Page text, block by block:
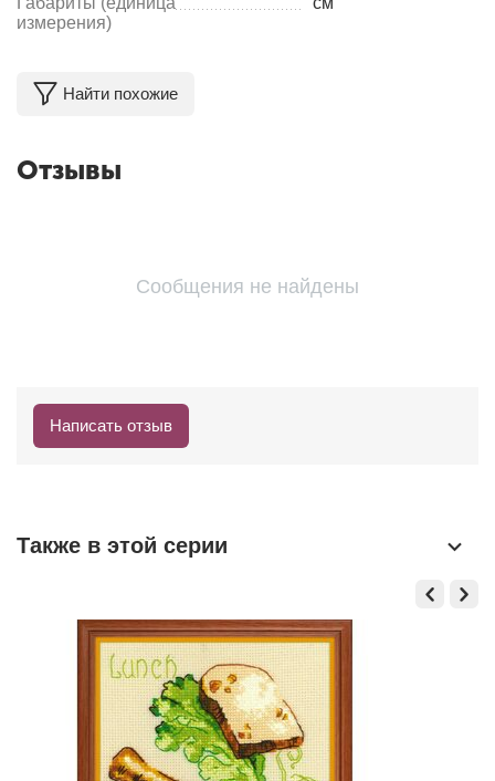
измерения)
Найти похожие
Отзывы
Сообщения не найдены
Написать отзыв
Также в этой серии